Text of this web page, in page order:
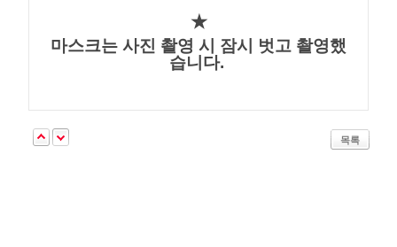
★
마스크는 사진 촬영 시 잠시 벗고 촬영했
습니다.
목록